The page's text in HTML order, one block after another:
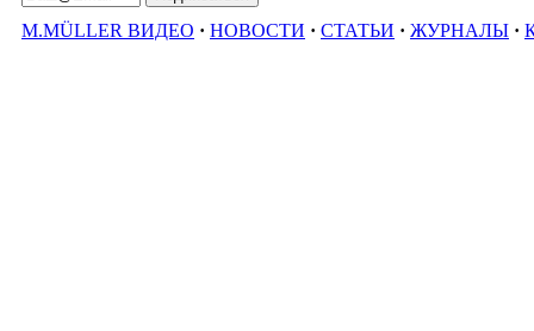
M.MÜLLER ВИДЕО · НОВОСТИ · СТАТЬИ · ЖУРНАЛЫ ·